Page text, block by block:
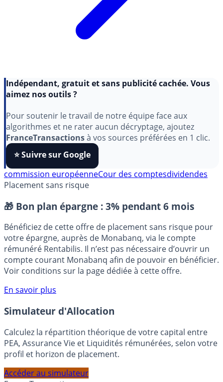
aimez nos outils ?
Pour soutenir le travail de notre équipe face aux
algorithmes et ne rater aucun décryptage, ajoutez
FranceTransactionsà vos sources préférées en 1 clic.
⭐️ Suivre sur Google
Placement sans risque
🎁 Bon plan épargne : 3% pendant 6 mois
Bénéficiez de cette offre de placement sans risque pour
votre épargne, auprès de Monabanq, via le compte
rémunéré Rentabilis. Il n’est pas nécessaire d’ouvrir un
Voir conditions sur la page dédiée à cette offre.
En savoir plus
Simulateur d'Allocation
Calculez la répartition théorique de votre capital entre
profil et horizon de placement.